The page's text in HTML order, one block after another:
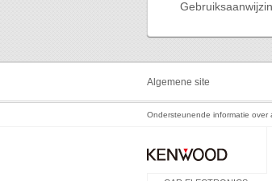
Algemene site
Ondersteunende informatie over